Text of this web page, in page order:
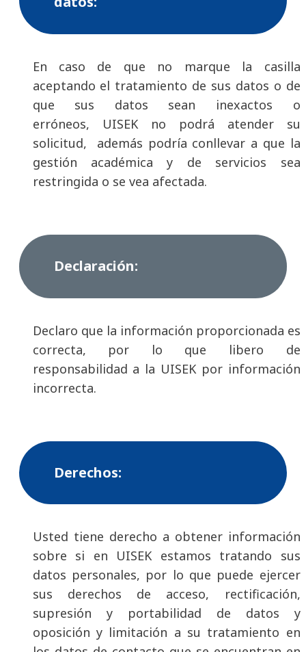
En caso de que no marque la casilla
aceptando el tratamiento de sus datos o de
que sus datos sean inexactos o
erróneos, UISEK no podrá atender su
solicitud, además podría conllevar a que la
gestión académica y de servicios sea
restringida o se vea afectada.
Declaración:
Declaro que la información proporcionada es
correcta, por lo que libero de
responsabilidad a la UISEK por información
incorrecta.
Derechos:
Usted tiene derecho a obtener información
sobre si en UISEK estamos tratando sus
datos personales, por lo que puede ejercer
sus derechos de acceso, rectificación,
supresión y portabilidad de datos y
oposición y limitación a su tratamiento en